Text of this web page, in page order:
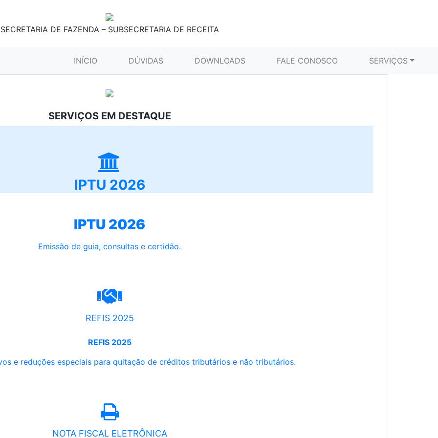
SECRETARIA DE FAZENDA – SUBSECRETARIA DE RECEITA
INÍCIO (CURRENT)DÚVIDAS DOWNLOADS FALE CONOSCO SERVIÇOS
SERVIÇOS EM DESTAQUE
IPTU 2026
IPTU 2026
Emissão de guia, consultas e certidão.
REFIS 2025
REFIS 2025
e reduções especiais para quitação de créditos tributários e não tributários.
NOTA FISCAL ELETRÔNICA